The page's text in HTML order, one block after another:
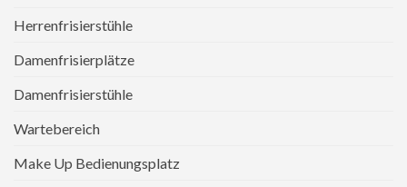
Herrenfrisierstühle
Damenfrisierplätze
Damenfrisierstühle
Wartebereich
Make Up Bedienungsplatz